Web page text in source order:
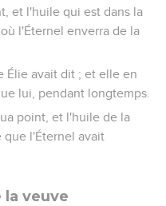
et l'huile qui est dans la
l'Éternel enverra de la
Élie avait dit ; et elle en
lui, pendant longtemps.
point, et l'huile de la
que l'Éternel avait
la veuve